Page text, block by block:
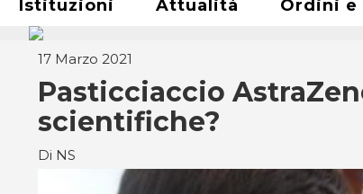
Istituzioni Attualità Ordini e
17 Marzo 2021
Pasticciaccio
scientifiche?
Di NS